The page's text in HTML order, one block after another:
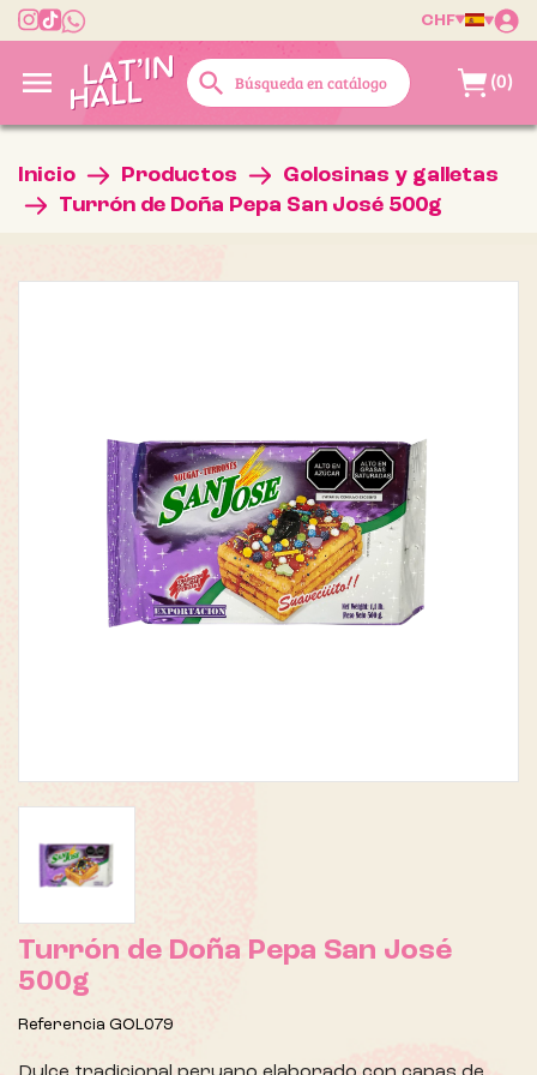
CHF
 search (0)
Inicio Productos
Golosinas y galletas
Turrón de Doña Pepa San José 500g
Turrón de Doña Pepa San José
500g
Referencia GOL079